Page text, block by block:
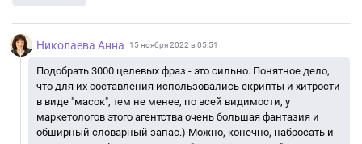
Николаева Анна 15 ноября 2022 в 05:51
Подобрать 3000 целевых фраз - это сильно. Понятное дело,
что для их составления использовались скрипты и хитрости
в виде "масок", тем не менее, по всей видимости, у
маркетологов этого агентства очень большая фантазия и
обширный словарный запас.) Можно, конечно, набросать и